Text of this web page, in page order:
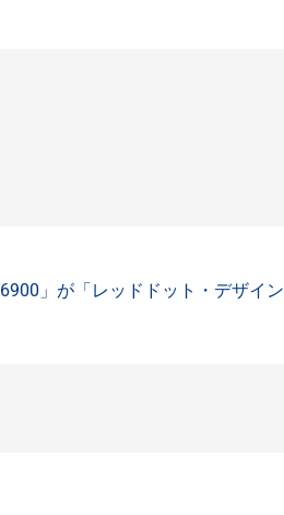
」が「レッドドット・デザイン